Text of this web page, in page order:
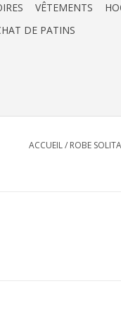
VÊTEMENTS
DE PATINS
ACCUEIL/ ROBE